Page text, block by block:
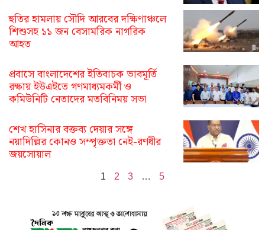
হুতির হামলায় সৌদি আরবের দক্ষিণাঞ্চলে
শিশুসহ ১১ জন বেসামরিক নাগরিক
আহত
প্রবাসে বাংলাদেশের ইতিবাচক ভাবমূর্তি
রক্ষায় ইউএইতে গণমাধ্যমকর্মী ও
কমিউনিটি নেতাদের মতবিনিময় সভা
শেখ হাসিনার বক্তব্য দেয়ার সঙ্গে
নয়াদিল্লির কোনও সম্পৃক্ততা নেই-রণধীর
জয়সোয়াল
1 2 3 … 5